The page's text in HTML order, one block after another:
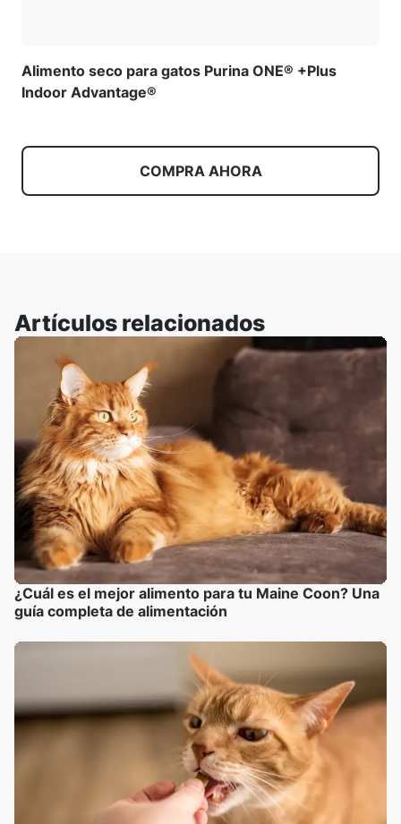
Alimento seco para gatos Purina ONE® +Plus
Indoor Advantage®
COMPRA AHORA
Artículos relacionados
¿Cuál es el mejor alimento para tu Maine Coon? Una
guía completa de alimentación